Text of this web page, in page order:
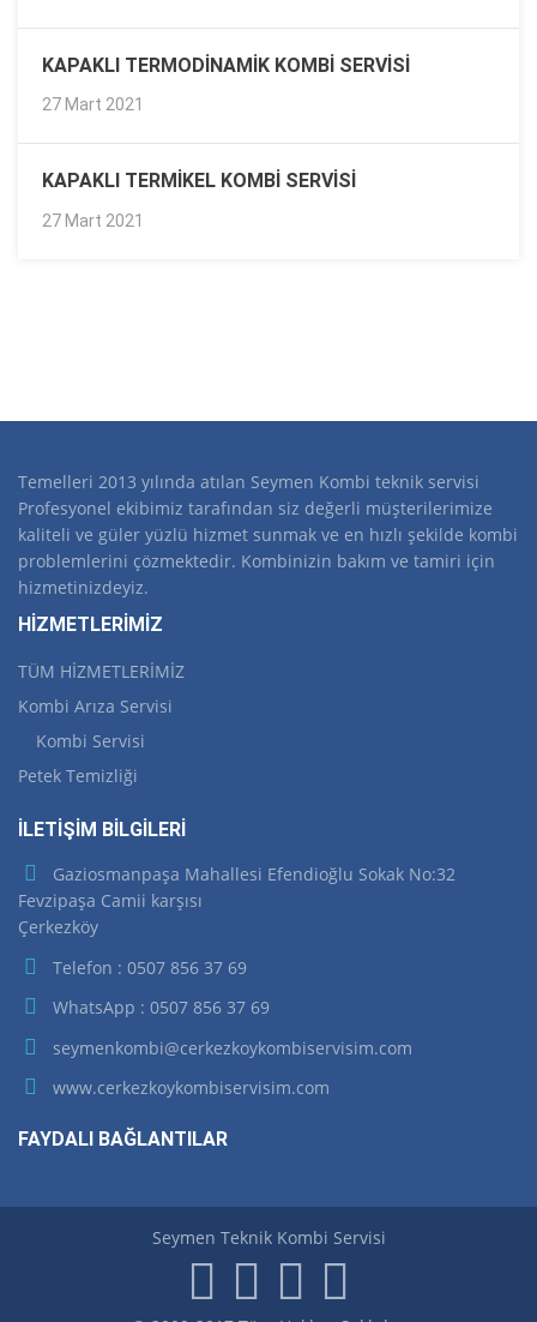
KAPAKLI TERMODINAMIK KOMBI SERVISI
27 Mart 2021
KAPAKLI TERMIKEL KOMBI SERVISI
27 Mart 2021
Temelleri 2013 yılında atılan Seymen Kombi teknik servisi
Profesyonel ekibimiz tarafından siz değerli müşterilerimize
kaliteli ve güler yüzlü hizmet sunmak ve en hızlı şekilde kombi
problemlerini çözmektedir. Kombinizin bakım ve tamiri için
hizmetinizdeyiz.
HİZMETLERİMİZ
TÜM HİZMETLERİMİZ
Kombi Arıza Servisi
Kombi Servisi
Petek Temizliği
İLETİŞİM BİLGİLERİ
Gaziosmanpaşa Mahallesi Efendioğlu Sokak No:32
Fevzipaşa Camii karşısı
Çerkezköy
Telefon : 0507 856 37 69
WhatsApp : 0507 856 37 69
seymenkombi@cerkezkoykombiservisim.com
www.cerkezkoykombiservisim.com
FAYDALI BAĞLANTILAR
Seymen Teknik Kombi Servisi